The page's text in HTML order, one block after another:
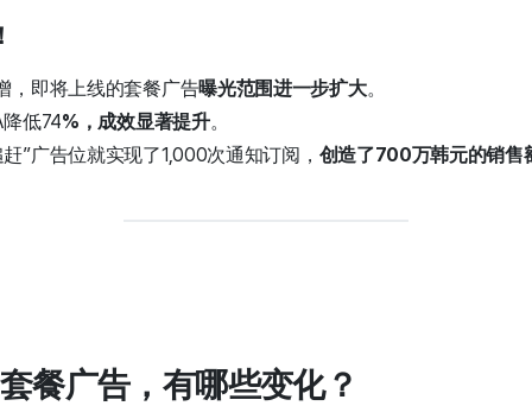
，即将上线的套餐广告曝光范围进一步扩大。
低74%，成效显著提升。
”广告位就实现了1,000次通知订阅， 创造了700万韩元的销售
餐广告，有哪些变化？